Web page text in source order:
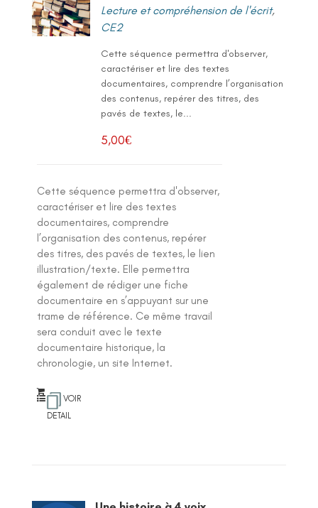
Lecture et compréhension de l'écrit,
CE2
Cette séquence permettra d'observer,
caractériser et lire des textes
documentaires, comprendre l’organisation
des contenus, repérer des titres, des
pavés de textes, le...
5,00€
Cette séquence permettra d'observer,
caractériser et lire des textes
documentaires, comprendre
l’organisation des contenus, repérer
des titres, des pavés de textes, le lien
illustration/texte. Elle permettra
également de rédiger une fiche
documentaire en s’appuyant sur une
trame de référence. Ce même travail
sera conduit avec le texte
documentaire historique, la
chronologie, un site Internet.
VOIR
DETAIL